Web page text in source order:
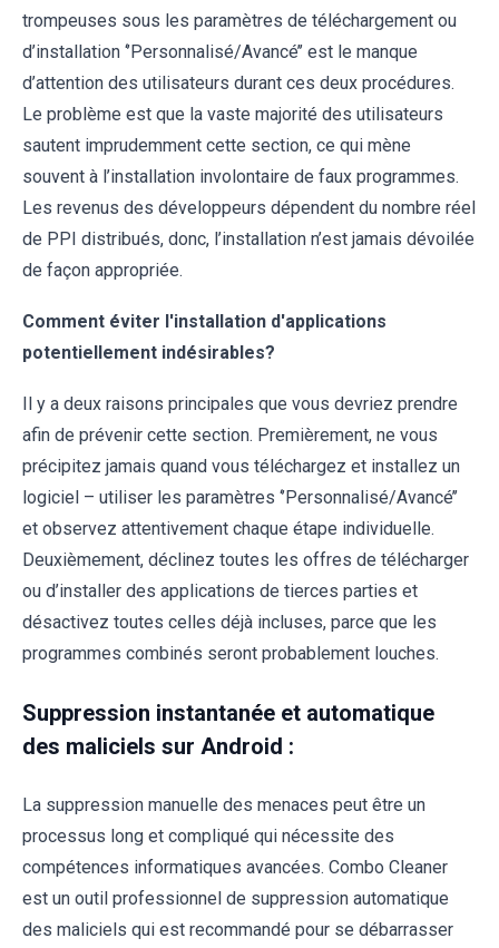
trompeuses sous les paramètres de téléchargement ou
d’installation ‘’Personnalisé/Avancé’’ est le manque
d’attention des utilisateurs durant ces deux procédures.
Le problème est que la vaste majorité des utilisateurs
sautent imprudemment cette section, ce qui mène
souvent à l’installation involontaire de faux programmes.
Les revenus des développeurs dépendent du nombre réel
de PPI distribués, donc, l’installation n’est jamais dévoilée
de façon appropriée.
Comment éviter l'installation d'applications
potentiellement indésirables?
Il y a deux raisons principales que vous devriez prendre
afin de prévenir cette section. Premièrement, ne vous
précipitez jamais quand vous téléchargez et installez un
logiciel – utiliser les paramètres ‘’Personnalisé/Avancé’’
et observez attentivement chaque étape individuelle.
Deuxièmement, déclinez toutes les offres de télécharger
ou d’installer des applications de tierces parties et
désactivez toutes celles déjà incluses, parce que les
programmes combinés seront probablement louches.
Suppression instantanée et automatique
des maliciels sur Android :
La suppression manuelle des menaces peut être un
processus long et compliqué qui nécessite des
compétences informatiques avancées. Combo Cleaner
est un outil professionnel de suppression automatique
des maliciels qui est recommandé pour se débarrasser